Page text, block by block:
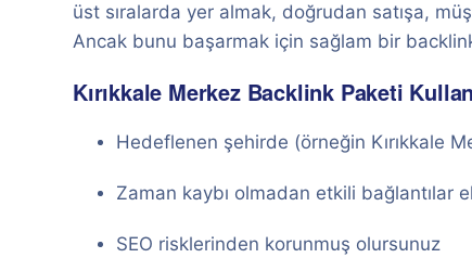
üst sıralarda yer almak, doğrudan satışa,
Ancak bunu başarmak için sağlam bir
Kırıkkale Merkez Backlink Paketi
Hedeflenen şehirde (örneğin Kırıkkale
Zaman kaybı olmadan etkili bağlantılar
SEO risklerinden korunmuş olursunuz